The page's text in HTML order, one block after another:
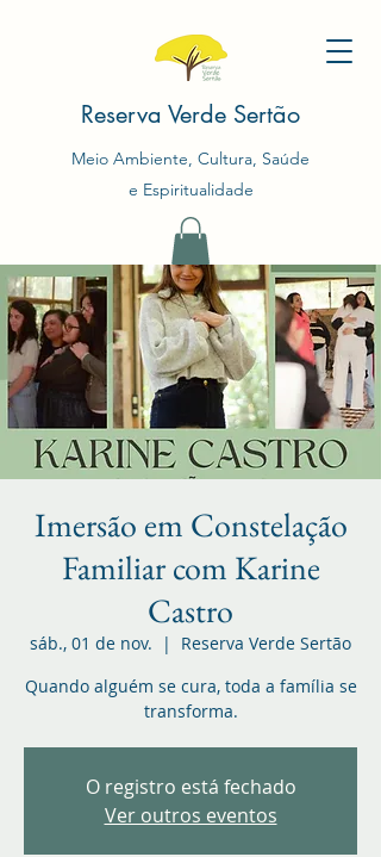
Reserva Verde Sertão
Meio Ambiente, Cultura, Saúde
e Espiritualidade
Imersão em Constelação
Familiar com Karine
Castro
sáb., 01 de nov.
  |
Reserva Verde Sertão
Quando alguém se cura, toda a família se
transforma.
O registro está fechado
Ver outros eventos